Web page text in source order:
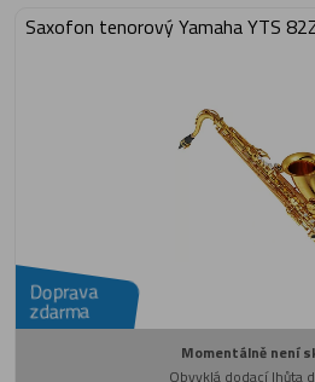
Saxofon tenorový Yamaha YTS
Doprava
zdarma
Momentálně není
Obvyklá dodací lhůta